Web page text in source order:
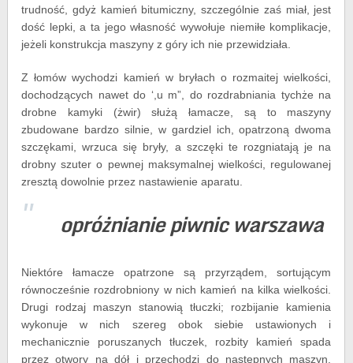
trudność, gdyż kamień bitumiczny, szczególnie zaś miał, jest
dość lepki, a ta jego własność wywołuje niemiłe komplikacje,
jeżeli konstrukcja maszyny z góry ich nie przewidziała.
Z łomów wychodzi kamień w bryłach o rozmaitej wielkości,
dochodzących nawet do ‘,u m”, do rozdrabniania tychże na
drobne kamyki (żwir) służą łamacze, są to maszyny
zbudowane bardzo silnie, w gardziel ich, opatrzoną dwoma
szczękami, wrzuca się bryły, a szczęki te rozgniatają je na
drobny szuter o pewnej maksymalnej wielkości, regulowanej
zresztą dowolnie przez nastawienie aparatu.
opróżnianie piwnic warszawa
Niektóre łamacze opatrzone są przyrządem, sortującym
równocześnie rozdrobniony w nich kamień na kilka wielkości.
Drugi rodzaj maszyn stanowią tłuczki; rozbijanie kamienia
wykonuje w nich szereg obok siebie ustawionych i
mechanicznie poruszanych tłuczek, rozbity kamień spada
przez otwory na dół i przechodzi do następnych maszyn.